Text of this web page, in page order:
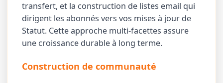
transfert, et la construction de listes email qui
dirigent les abonnés vers vos mises à jour de
Statut. Cette approche multi-facettes assure
une croissance durable à long terme.
Construction de communauté